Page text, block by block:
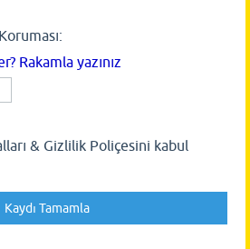
Rakamla yazınız
& Gizlilik Poliçesini kabul